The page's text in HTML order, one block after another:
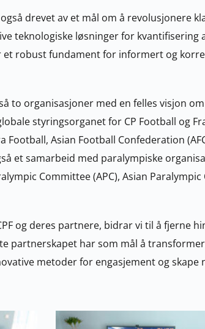
drevet av et mål om å revolusjonere
teknologiske løsninger for kvantifisering
et robust fundament for informert og
to organisasjoner med en felles visjon
styringsorganet for CP Football og
Asian Football Confederation
et samarbeid med paralympiske
Committee (APC), Asian
og deres partnere, bidrar vi til å fjerne
partnerskapet har som mål å
metoder for engasjement og